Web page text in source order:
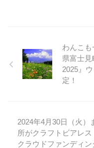
わんこも
県富士見
2025』
定！
2024年4月30日（火）
所がクラフトビアレ
クラウドファンディン